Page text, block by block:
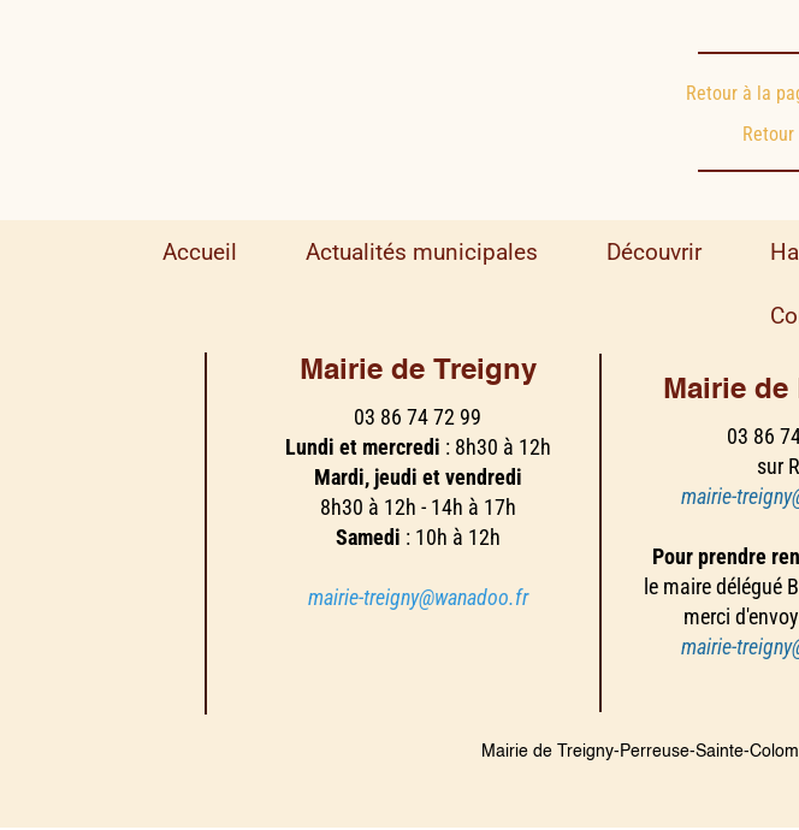
Mairie de Treigny
03 86 74 72 99
Lundi et mercredi : 8h30 à 12h
Mardi, jeudi et vendredi
8h30 à 12h - 14h à 17h
Samedi : 10h à 12h
mairie-treigny@wanadoo.fr
Accueil Actualités municipales Découvrir
Mairie de
03 86
sur
mairie-
Pour prendre
le maire délégué
merci
mairie-
Mairie de Treigny-Perreuse-Sainte-
Retour à la